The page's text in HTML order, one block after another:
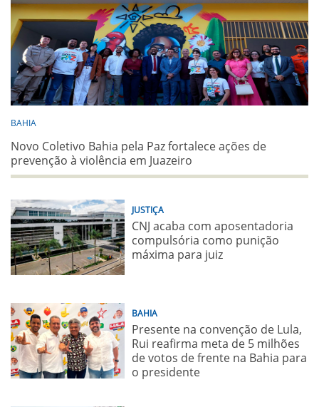
BAHIA
Novo Coletivo Bahia pela Paz fortalece ações de
prevenção à violência em Juazeiro
JUSTIÇA
CNJ acaba com aposentadoria
compulsória como punição
máxima para juiz
BAHIA
Presente na convenção de Lula,
Rui reafirma meta de 5 milhões
de votos de frente na Bahia para
o presidente